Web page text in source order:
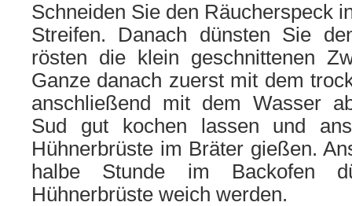
Schneiden Sie den Räucherspeck
Streifen. Danach dünsten Sie
rösten die klein geschnittenen
Ganze danach zuerst mit dem
anschließend mit dem Wasser
Sud gut kochen lassen und
Hühnerbrüste im Bräter gießen.
halbe Stunde im Backofen
Hühnerbrüste weich werden.